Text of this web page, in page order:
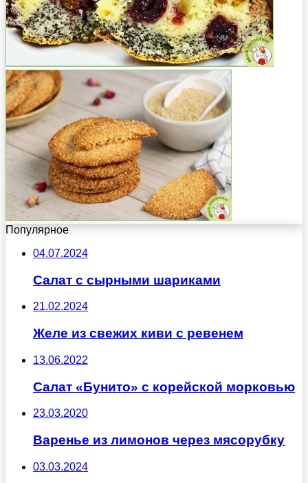
Популярное
04.07.2024
Салат с сырными шариками
21.02.2024
Желе из свежих киви с ревенем
13.06.2022
Салат «Бунито» с корейской морковью
23.03.2020
Варенье из лимонов через мясорубку
03.03.2024